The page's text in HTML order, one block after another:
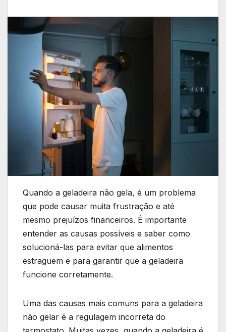
Quando a geladeira não gela, é um problema
que pode causar muita frustração e até
mesmo prejuízos financeiros. É importante
entender as causas possíveis e saber como
solucioná-las para evitar que alimentos
estraguem e para garantir que a geladeira
funcione corretamente.
Uma das causas mais comuns para a geladeira
não gelar é a regulagem incorreta do